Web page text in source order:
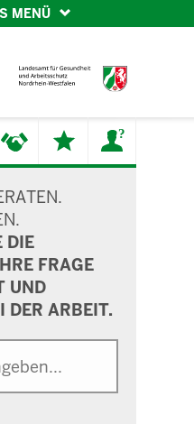
MENÜ
DIE
FRAGE
UND
DER ARBEIT.